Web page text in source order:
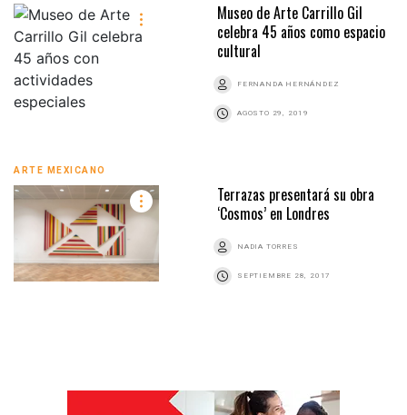
Museo de Arte Carrillo Gil
celebra 45 años como espacio
cultural
FERNANDA HERNÁNDEZ
AGOSTO 29, 2019
ARTE MEXICANO
Terrazas presentará su obra
‘Cosmos’ en Londres
NADIA TORRES
SEPTIEMBRE 28, 2017